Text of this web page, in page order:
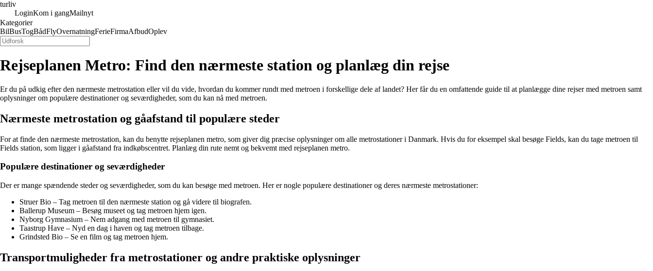
turliv
LoginKom i gangMailnyt
Kategorier
BilBusTogBådFlyOvernatningFerieFirmaAfbudOplev
Rejseplanen Metro: Find den nærmeste station og planlæg din rejse
Er du på udkig efter den nærmeste metrostation eller vil du vide, hvordan du kommer rundt med metroen i forskellige dele af landet? Her får du en omfattende guide til at planlægge dine rejser med metroen samt
oplysninger om populære destinationer og seværdigheder, som du kan nå med metroen.
Nærmeste metrostation og gåafstand til populære steder
For at finde den nærmeste metrostation, kan du benytte rejseplanen metro, som giver dig præcise oplysninger om alle metrostationer i Danmark. Hvis du for eksempel skal besøge Fields, kan du tage metroen til
Fields station, som ligger i gåafstand fra indkøbscentret. Planlæg din rute nemt og bekvemt med rejseplanen metro.
Populære destinationer og seværdigheder
Der er mange spændende steder og seværdigheder, som du kan besøge med metroen. Her er nogle populære destinationer og deres nærmeste metrostationer:
Struer Bio – Tag metroen til den nærmeste station og gå videre til biografen.
Ballerup Museum – Besøg museet og tag metroen hjem igen.
Nyborg Gymnasium – Nem adgang med metroen til gymnasiet.
Taastrup Have – Nyd en dag i haven og tag metroen tilbage.
Grindsted Bio – Se en film og tag metroen hjem.
Transportmuligheder fra metrostationer og andre praktiske oplysninger